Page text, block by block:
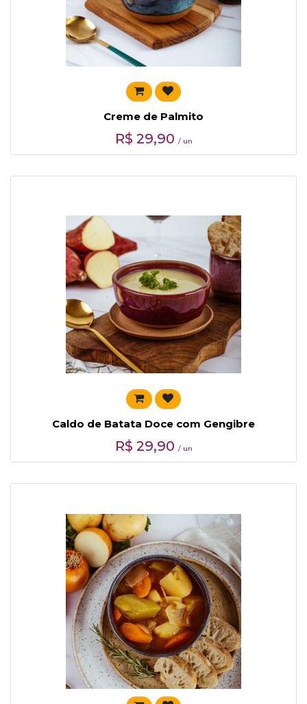
Creme de Palmito
R$ 29,90 / un
Caldo de Batata Doce com Gengibre
R$ 29,90 / un